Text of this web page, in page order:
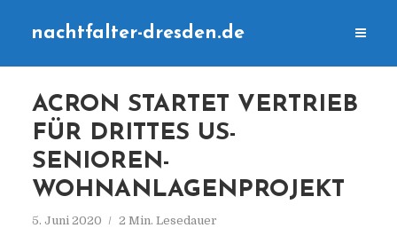
nachtfalter-dresden.de
ACRON STARTET VERTRIEB
FÜR DRITTES US-
SENIOREN-
WOHNANLAGENPROJEKT
5. Juni 2020 2 Min. Lesedauer